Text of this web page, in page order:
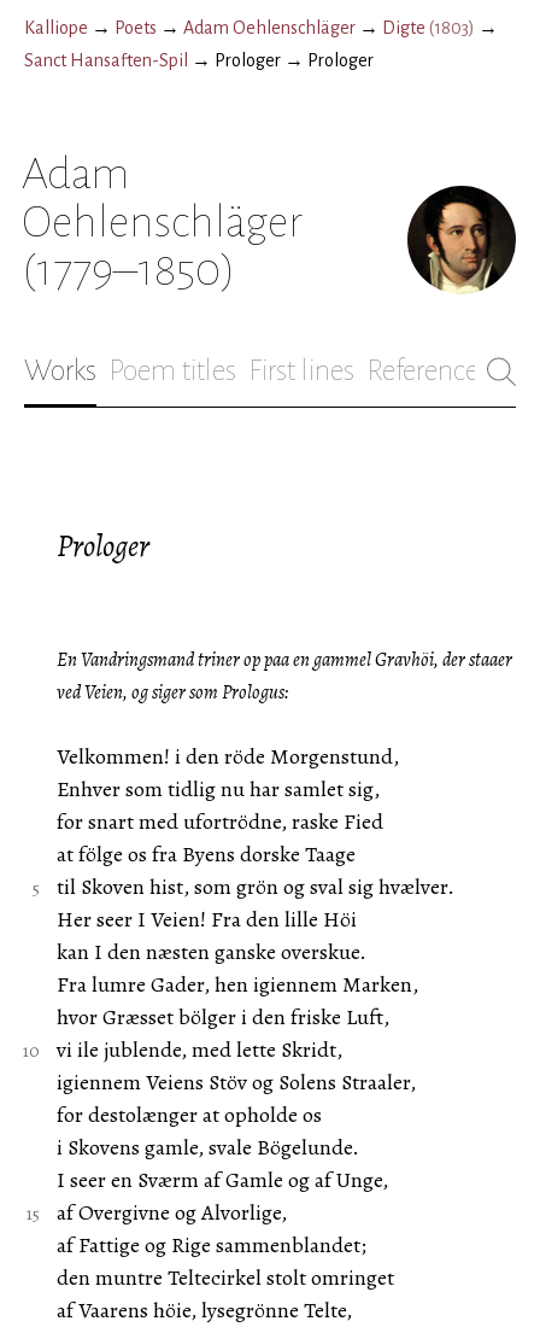
Kalliope → Poets → Adam Oehlenschläger → Digte (1803) →
Sanct Hansaften-Spil
→ Prologer → Prologer
Adam
Oehlenschläger
(1779–1850)
Works Poem titles First lines References
Prologer
En Vandringsmand triner op paa en gammel Gravhöi, der staaer
ved Veien, og siger somPrologus:
Velkommen! i den röde Morgenstund,
Enhver som tidlig nu har samlet sig,
for snart med ufortrödne, raske Fied
at fölge os fra Byens dorske Taage
til Skoven hist, som grön og sval sig hvælver.
Her seer I Veien! Fra den lille Höi
kan I den næsten ganske overskue.
Fra lumre Gader, hen igiennem Marken,
hvor Græsset bölger i den friske Luft,
vi ile jublende, med lette Skridt,
igiennem Veiens Stöv og Solens Straaler,
for destolænger at opholde os
i Skovens gamle, svale Bögelunde.
I seer en Sværm af Gamle og af Unge,
af Overgivne og Alvorlige,
af Fattige og Rige sammenblandet;
den muntre Teltecirkel stolt omringet
af Vaarens höie, lysegrönne Telte,